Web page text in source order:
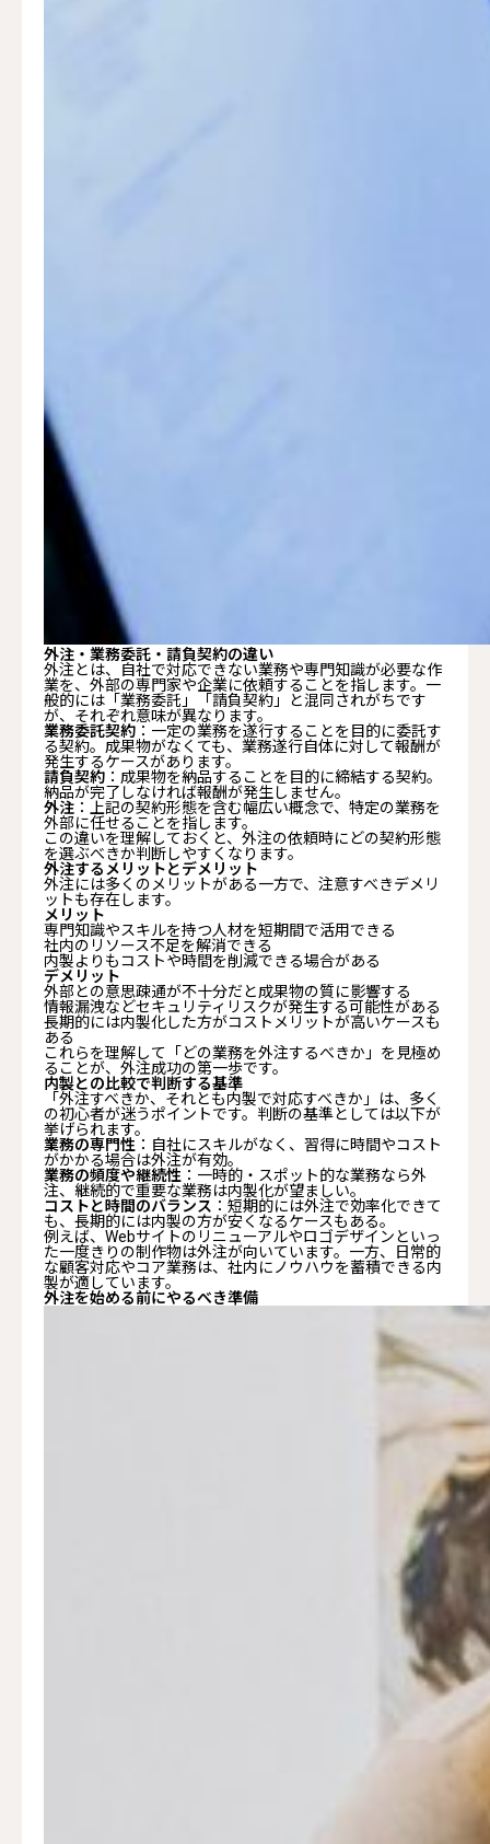
外注・業務委託・請負契約の違い
外注とは、自社で対応できない業務や専門知識が必要な作
業を、外部の専門家や企業に依頼することを指します。一
般的には「業務委託」「請負契約」と混同されがちです
が、それぞれ意味が異なります。
業務委託契約 ：一定の業務を遂行することを目的に委託す
る契約。成果物がなくても、業務遂行自体に対して報酬が
発生するケースがあります。
請負契約 ：成果物を納品することを目的に締結する契約。
納品が完了しなければ報酬が発生しません。
外注 ：上記の契約形態を含む幅広い概念で、特定の業務を
外部に任せることを指します。
この違いを理解しておくと、外注の依頼時にどの契約形態
を選ぶべきか判断しやすくなります。
外注するメリットとデメリット
外注には多くのメリットがある一方で、注意すべきデメリ
ットも存在します。
メリット
専門知識やスキルを持つ人材を短期間で活用できる
社内のリソース不足を解消できる
内製よりもコストや時間を削減できる場合がある
デメリット
外部との意思疎通が不十分だと成果物の質に影響する
情報漏洩などセキュリティリスクが発生する可能性がある
長期的には内製化した方がコストメリットが高いケースも
ある
これらを理解して「どの業務を外注するべきか」を見極め
ることが、外注成功の第一歩です。
内製との比較で判断する基準
「外注すべきか、それとも内製で対応すべきか」は、多く
の初心者が迷うポイントです。判断の基準としては以下が
挙げられます。
業務の専門性 ：自社にスキルがなく、習得に時間やコスト
がかかる場合は外注が有効。
業務の頻度や継続性 ：一時的・スポット的な業務なら外
注、継続的で重要な業務は内製化が望ましい。
コストと時間のバランス ：短期的には外注で効率化できて
も、長期的には内製の方が安くなるケースもある。
例えば、Webサイトのリニューアルやロゴデザインといっ
た一度きりの制作物は外注が向いています。一方、日常的
な顧客対応やコア業務は、社内にノウハウを蓄積できる内
製が適しています。
外注を始める前にやるべき準備